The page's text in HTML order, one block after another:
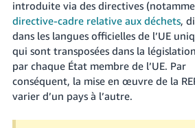
introduite via des directives
directive-cadre relative aux déchets,
dans les langues officielles de l’UE
qui sont transposées dans la
par chaque État membre de l’UE. Par
conséquent, la mise en œuvre de la
varier d’un pays à l’autre.